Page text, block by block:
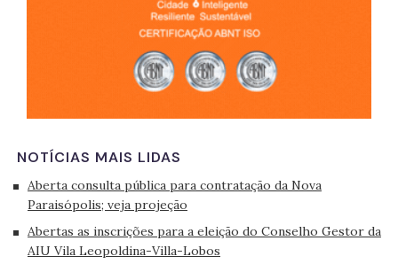
NOTÍCIAS MAIS LIDAS
Aberta consulta pública para contratação da Nova
Paraisópolis; veja projeção
Abertas as inscrições para a eleição do Conselho Gestor da
AIU Vila Leopoldina-Villa-Lobos